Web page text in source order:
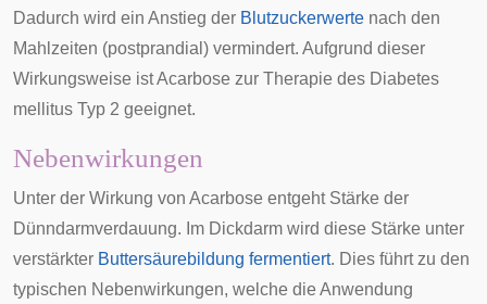
Dadurch wird ein Anstieg der Blutzuckerwerte nach den
Mahlzeiten (postprandial) vermindert. Aufgrund dieser
Wirkungsweise ist Acarbose zur Therapie des Diabetes
mellitus Typ 2 geeignet.
Nebenwirkungen
Unter der Wirkung von Acarbose entgeht Stärke der
Dünndarmverdauung. Im Dickdarm wird diese Stärke unter
verstärkter Buttersäurebildung fermentiert. Dies führt zu den
typischen Nebenwirkungen, welche die Anwendung